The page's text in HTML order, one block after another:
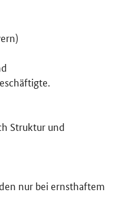
Struktur und
nur bei ernsthaftem